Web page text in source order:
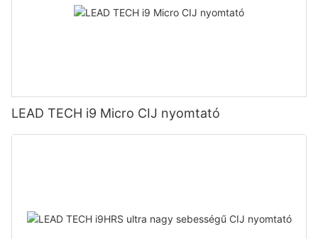
LEAD TECH i9 Micro CIJ nyomtató